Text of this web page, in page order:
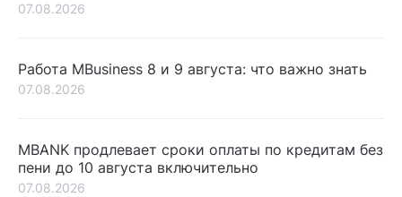
07.08.2026
Работа MBusiness 8 и 9 августа: что важно знать
07.08.2026
MBANK продлевает сроки оплаты по кредитам без
пени до 10 августа включительно
07.08.2026